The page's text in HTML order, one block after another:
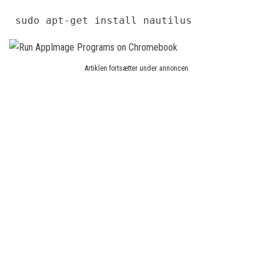
sudo apt-get install nautilus
Artiklen fortsætter under annoncen